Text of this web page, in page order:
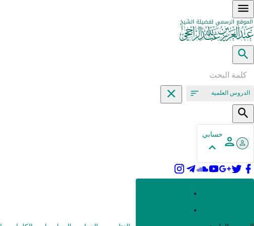
الدروس العلمية
حسابي